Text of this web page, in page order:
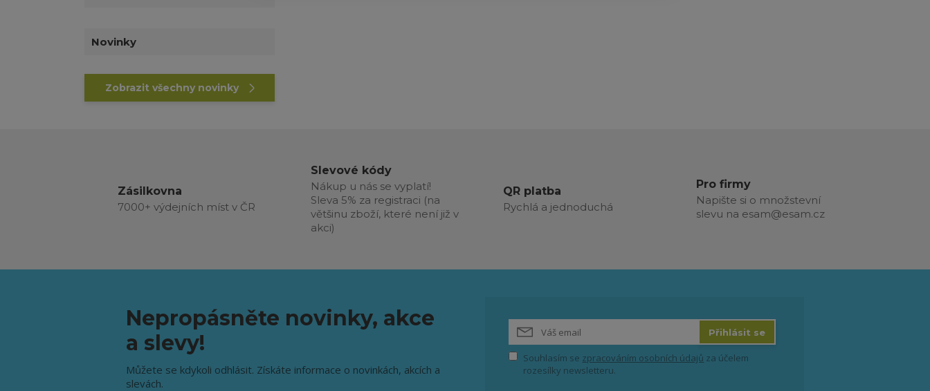
Novinky
Zobrazit všechny novinky
Zásilkovna
7000+ výdejních míst v ČR
Slevové kódy
Nákup u nás se vyplatí!
Sleva 5% za registraci (na
většinu zboží, které není již v
akci)
QR platba
Rychlá a jednoduchá
Pro firmy
Napište si o množstevní
slevu na esam@esam.cz
Nepropásněte novinky, akce
a slevy!
Můžete se kdykoli odhlásit. Získáte informace o novinkách, akcích a
slevách.
Přihlásit se
Souhlasím se zpracováním osobních údajů za účelem
rozesílky newsletteru.